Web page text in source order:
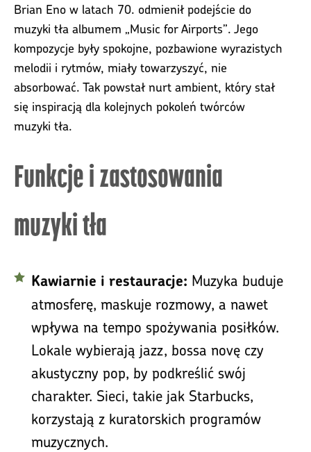
Brian Eno w latach 70. odmienił podejście do
muzyki tła albumem „Music for Airports”. Jego
kompozycje były spokojne, pozbawione wyrazistych
melodii i rytmów, miały towarzyszyć, nie
absorbować. Tak powstał nurt ambient, który stał
się inspiracją dla kolejnych pokoleń twórców
muzyki tła.
Funkcje i zastosowania
muzyki tła
Kawiarnie i restauracje: Muzyka buduje
atmosferę, maskuje rozmowy, a nawet
wpływa na tempo spożywania posiłków.
Lokale wybierają jazz, bossa novę czy
akustyczny pop, by podkreślić swój
charakter. Sieci, takie jak Starbucks,
korzystają z kuratorskich programów
muzycznych.